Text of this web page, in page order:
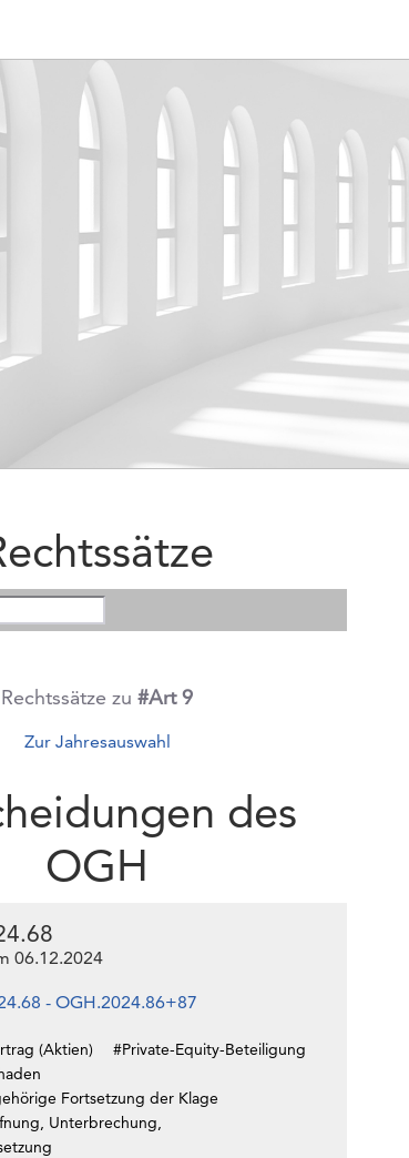
Rechtssätze zu#Art 9
Zur Jahresauswahl
des
OGH
06.12.2024
- OGH.2024.86+87
(Aktien)
#Private-Equity-Beteiligung
Fortsetzung der Klage
Unterbrechung,